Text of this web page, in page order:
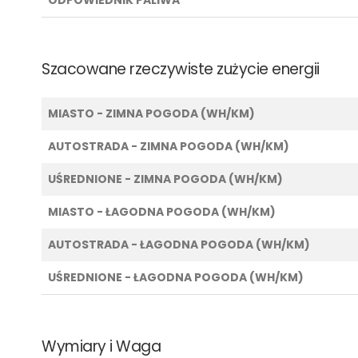
Szacowane rzeczywiste zużycie energii
MIASTO - ZIMNA POGODA (WH/KM)
AUTOSTRADA - ZIMNA POGODA (WH/KM)
UŚREDNIONE - ZIMNA POGODA (WH/KM)
MIASTO - ŁAGODNA POGODA (WH/KM)
AUTOSTRADA - ŁAGODNA POGODA (WH/KM)
UŚREDNIONE - ŁAGODNA POGODA (WH/KM)
Wymiary i Waga